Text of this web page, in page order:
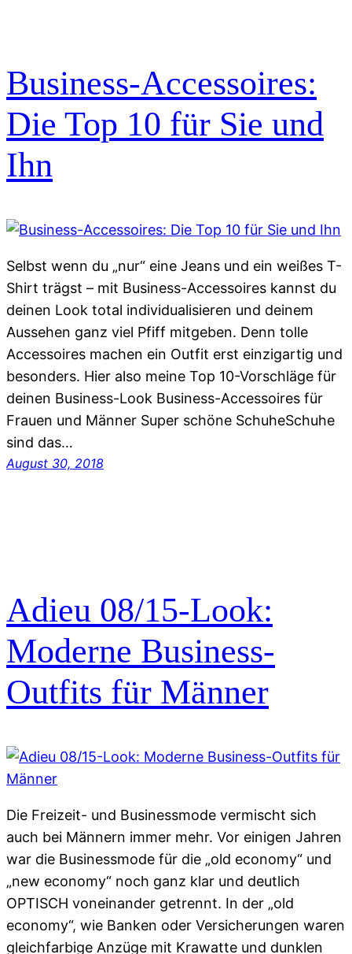
Business-Accessoires:
Die Top 10 für Sie und
Ihn
Selbst wenn du „nur“ eine Jeans und ein weißes T-
Shirt trägst – mit Business-Accessoires kannst du
deinen Look total individualisieren und deinem
Aussehen ganz viel Pfiff mitgeben. Denn tolle
Accessoires machen ein Outfit erst einzigartig und
besonders. Hier also meine Top 10-Vorschläge für
deinen Business-Look Business-Accessoires für
Frauen und Männer Super schöne SchuheSchuhe
sind das…
August 30, 2018
Adieu 08/15-Look:
Moderne Business-
Outfits für Männer
Die Freizeit- und Businessmode vermischt sich
auch bei Männern immer mehr. Vor einigen Jahren
war die Businessmode für die „old economy“ und
„new economy“ noch ganz klar und deutlich
OPTISCH voneinander getrennt. In der „old
economy“, wie Banken oder Versicherungen waren
gleichfarbige Anzüge mit Krawatte und dunklen